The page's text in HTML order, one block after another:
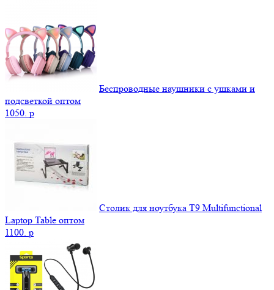
Беспроводные наушники с ушками и
подсветкой оптом
1050. p
Столик для ноутбука Т9 Мultifunctional
Laptop Table оптом
1100. p